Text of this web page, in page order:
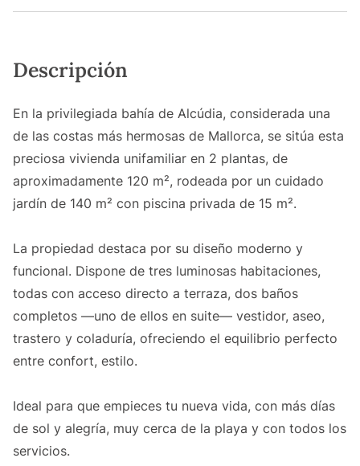
Descripción
En la privilegiada bahía de Alcúdia, considerada una
de las costas más hermosas de Mallorca, se sitúa esta
preciosa vivienda unifamiliar en 2 plantas, de
aproximadamente 120 m², rodeada por un cuidado
jardín de 140 m² con piscina privada de 15 m².
La propiedad destaca por su diseño moderno y
funcional. Dispone de tres luminosas habitaciones,
todas con acceso directo a terraza, dos baños
completos —uno de ellos en suite— vestidor, aseo,
trastero y coladuría, ofreciendo el equilibrio perfecto
entre confort, estilo.
Ideal para que empieces tu nueva vida, con más días
de sol y alegría, muy cerca de la playa y con todos los
servicios.